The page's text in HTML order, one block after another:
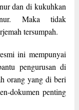
dan di kukuhkan
Maka tidak
tersumpah.
ini mempunyai
pengurusan di
orang yang di beri
dokumen penting